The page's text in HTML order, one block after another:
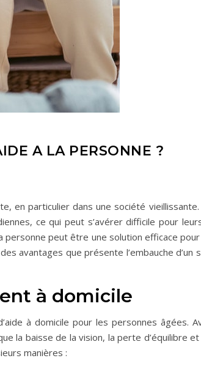
A LA PERSONNE ?
en particulier dans une société vieillissante.
ce qui peut s’avérer difficile pour
personne peut être une solution efficace
avantages que présente l’embauche d’un
à domicile
à domicile pour les personnes âgées.
la baisse de la vision, la perte d’équilibre et
manières :